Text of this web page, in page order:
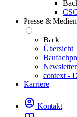
Presse & Medien
Back
Übersicht
Newsletter
context -
Karriere
Kontakt